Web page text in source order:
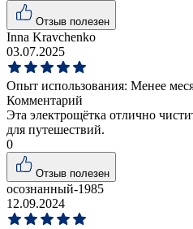
Отзыв полезен
Inna Kravchenko
03.07.2025
Опыт использования: Менее
Комментарий
Эта электрощётка отлично
для путешествий.
0
Отзыв полезен
осознанный-1985
12.09.2024